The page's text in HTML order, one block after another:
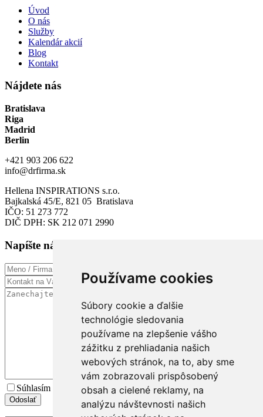
Používame cookies
Súbory cookie a ďalšie
technológie sledovania
používame na zlepšenie vášho
zážitku z prehliadania našich
webových stránok, na to, aby sme
vám zobrazovali prispôsobený
obsah a cielené reklamy, na
analýzu návštevnosti našich
Úvod
O nás
Služby
Kalendár akcií
Blog
Kontakt
Nájdete nás
Bratislava
Riga
Madrid
Berlin
+421 903 206 622
info@drfirma.sk
Hellena INSPIRATIONS s.r.o.
Bajkalská 45/E, 821 05 Bratislava
IČO: 51 273 772
DIČ DPH: SK 212 071 2990
Napíšte nám
Súhlasím s podmienkami spracúvania osobných údajov